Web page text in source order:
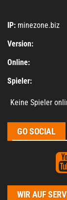
IP: minezone.biz
Version:
Online:
Spieler:
Keine Spieler
GO SOCIAL
WIR AUF